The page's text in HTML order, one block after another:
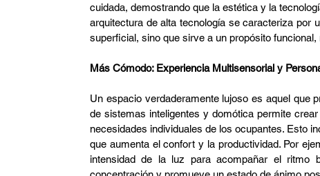
cuidada, demostrando que la estética y la
arquitectura de alta tecnología se caracteriza por
superficial, sino que sirve a un propósito
Más Cómodo: Experiencia Multisensorial y
Un espacio verdaderamente lujoso es aquel que
de sistemas inteligentes y domótica permite
necesidades individuales de los ocupantes. Esto
que aumenta el confort y la productividad. Por
intensidad de la luz para acompañar el ritmo